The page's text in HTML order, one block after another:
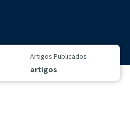
Artigos Publicados
artigos